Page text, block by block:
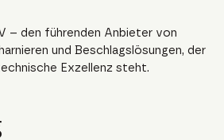
– den führenden Anbieter von
und Beschlagslösungen, der
Exzellenz steht.